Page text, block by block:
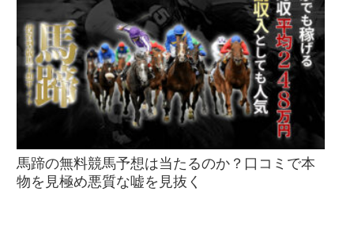
馬蹄の無料競馬予想は当たるのか？口コミで本
物を見極め悪質な嘘を見抜く